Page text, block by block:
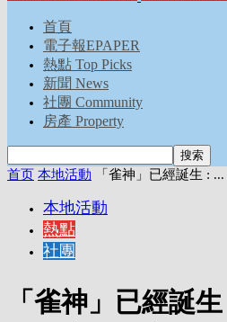
首頁
電子報EPAPER
熱點 Top Picks
新聞 News
社團 Community
房產 Property
首页 本地活動 「雀神」已經誕生 : ...
本地活動
熱點
社團
「雀神」已經誕